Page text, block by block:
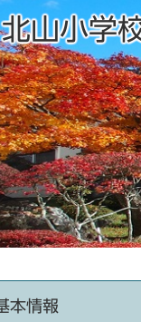
北山小学
本情報